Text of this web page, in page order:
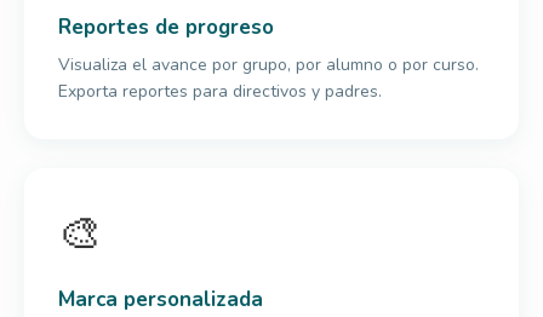
Reportes de progreso
Visualiza el avance por grupo, por alumno o por curso.
Exporta reportes para directivos y padres.
🎨
Marca personalizada